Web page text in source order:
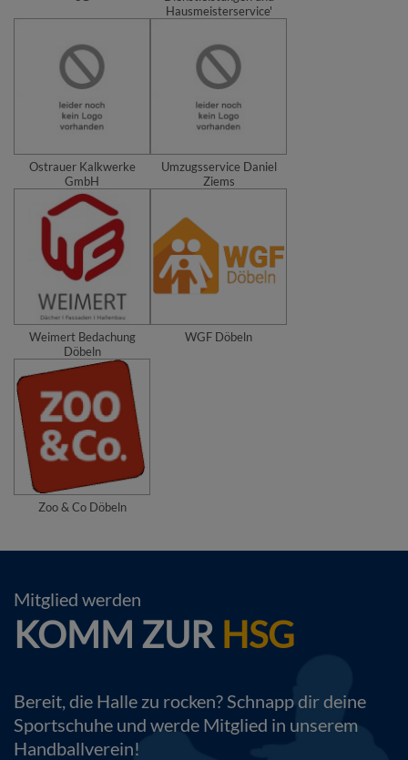
Hausmeisterservice'
Ostrauer Kalkwerke
GmbH
Umzugsservice Daniel
Ziems
Weimert Bedachung
Döbeln
WGF Döbeln
Zoo & Co Döbeln
Mitglied werden
KOMM ZUR HSG
Bereit, die Halle zu rocken? Schnapp dir deine
Sportschuhe und werde Mitglied in unserem
Handballverein!